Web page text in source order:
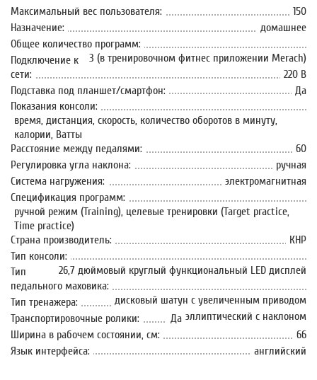
Максимальный вес пользователя:
150
Назначение:
домашнее
Общее количество программ:
3 (в тренировочном фитнес приложении Merach)
Подключение к
сети:
220 В
Подставка под планшет/смартфон:
Да
Показания консоли:
время, дистанция, скорость, количество оборотов в минуту,
калории, Ватты
Расстояние между педалями:
60
Регулировка угла наклона:
ручная
Система нагружения:
электромагнитная
Спецификация программ:
ручной режим (Training), целевые тренировки (Target practice,
Time practice)
Страна производитель:
КНР
Тип консоли:
26,7 дюймовый круглый функциональный LED дисплей
Тип
педального маховика:
дисковый шатун с увеличенным приводом
Тип тренажера:
эллиптический с наклоном
Транспортировочные ролики:
Да
Ширина в рабочем состоянии, см:
66
Язык интерфейса:
английский